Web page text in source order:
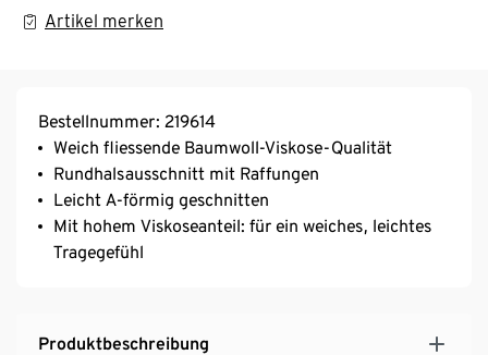
Artikel merken
Bestellnummer: 219614
Weich fliessende Baumwoll-Viskose-Qualität
Rundhalsausschnitt mit Raffungen
Leicht A-förmig geschnitten
Mit hohem Viskoseanteil: für ein weiches, leichtes
Tragegefühl
Produktbeschreibung